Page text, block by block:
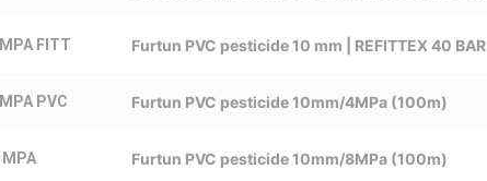
FITT Furtun PVC pesticide 10 mm | REFITTEX 40 BAR
PVC Furtun PVC pesticide 10mm/4MPa (100m)
Furtun PVC pesticide 10mm/8MPa (100m)